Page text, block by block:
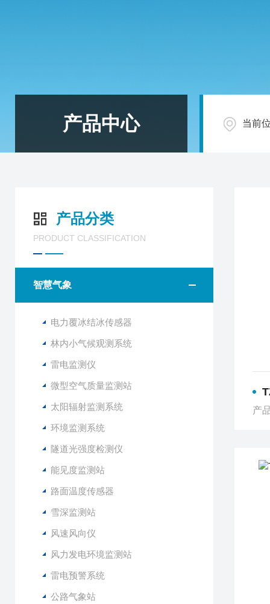
产品中心 当前
产品分类
PRODUCT CLASSIFICATION
智慧气象
电力覆冰结冰传感器
林内小气候观测系统
雷电监测仪
微型空气质量监测站
太阳辐射监测系统
环境监测系统
隧道光强度检测仪
能见度监测站
路面温度传感器
雪深监测站
风速风向仪
风力发电环境监测站
雷电预警系统
公路气象站
产